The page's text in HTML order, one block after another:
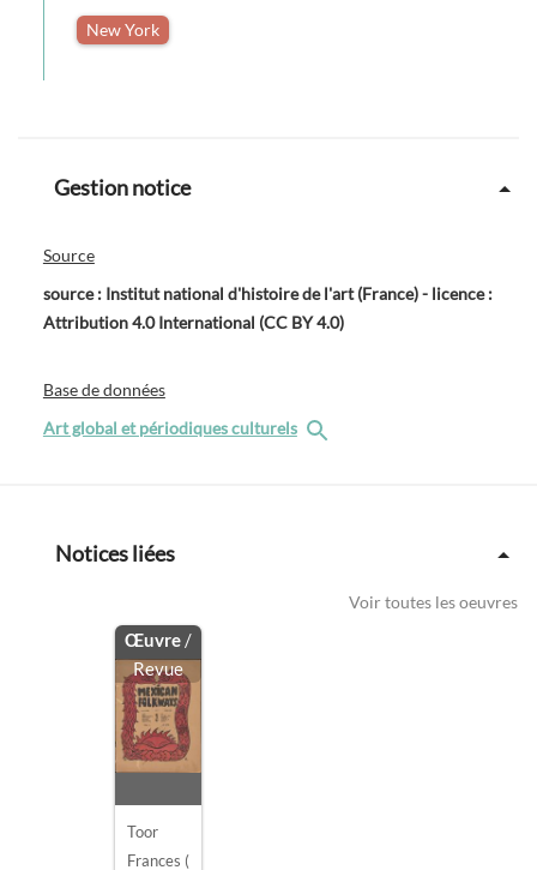
New York
Gestion notice
Source
source : Institut national d'histoire de l'art (France) - licence :
Attribution 4.0 International (CC BY 4.0)
Base de données
Art global et périodiques culturels
Notices liées
Voir toutes les oeuvres
Œuvre /
Revue
Toor
Frances (